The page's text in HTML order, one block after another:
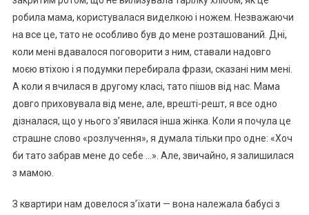
робила мама, користувалася виделкою і ножем. Незважаючи
на все це, тато не особливо був до мене розташований. Дні,
коли мені вдавалося поговорити з ним, ставали надовго
моєю втіхою і я подумки перебирала фрази, сказані ним мені.
А коли я вчилася в другому класі, тато пішов від нас. Мама
довго приховувала від мене, але, врешті-решт, я все одно
дізналася, що у нього з’явилася інша жінка. Коли я почула це
страшне слово «розлучення», я думала тільки про одне: «Хоч
би тато забрав мене до себе …». Але, звичайно, я залишилася
з мамою.
З квартири нам довелося з’їхати — вона належала бабусі з